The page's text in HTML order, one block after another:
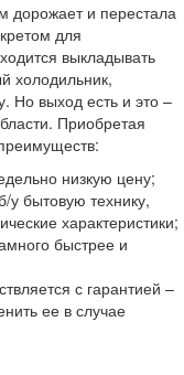
дорожает и перестала
для
выкладывать
холодильник,
Но выход есть и это –
Приобретая
низкую цену;
у бытовую технику,
характеристики;
быстрее и
с гарантией –
ее в случае